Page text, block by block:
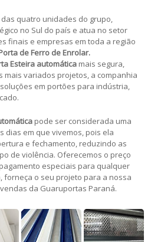
quatro unidades do grupo,
no Sul do país e atua no setor
finais e empresas em toda a região
de Ferro de Enrolar.
Esteira automática mais segura,
mais variados projetos, a companhia
em portões para indústria,
pode ser considerada uma
dias em que vivemos, pois ela
e fechamento, reduzindo as
de violência. Oferecemos o preço
especiais para qualquer
forneça o seu projeto para a nossa
da Guaruportas Paraná.